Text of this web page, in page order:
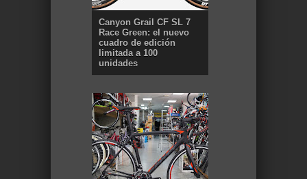
Canyon Grail CF SL 7
Race Green: el nuevo
cuadro de edición
limitada a 100
unidades